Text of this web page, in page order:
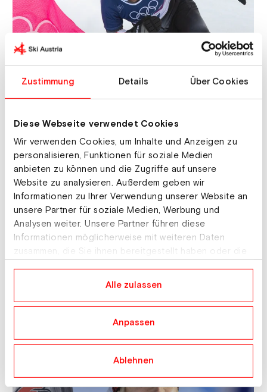
Zustimmung Details Über Cookies
Diese Webseite verwendet Cookies
Wir verwenden Cookies, um Inhalte und Anzeigen zu
personalisieren, Funktionen für soziale Medien
anbieten zu können und die Zugriffe auf unsere
Website zu analysieren. Außerdem geben wir
Informationen zu Ihrer Verwendung unserer Website an
unsere Partner für soziale Medien, Werbung und
Analysen weiter. Unsere Partner führen diese
Informationen möglicherweise mit weiteren Daten
zusammen, die Sie ihnen bereitgestellt haben oder die
Alle zulassen
Anpassen
Ablehnen
© GEPA
Bei den Snowboard-Damen sorgte Sabine Payer für
das zweite Edelmetall am heutigen Tag. Die Kärntnerin
konnte sich in allen Finalläufen behaupten. Im großen
Finale lag die 33-Jährige zunächst gleichauf mit
Zuzana Maderova (CZE). Nach einem kleinen Fehler im
Steilstück konnte Payer die Lücke jedoch nicht mehr
schließen, sicherte sich aber die Silbermedaille.